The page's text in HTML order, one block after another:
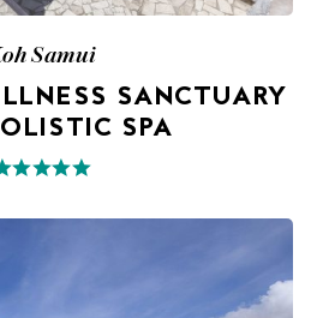
Samui
SANCTUARY
SPA